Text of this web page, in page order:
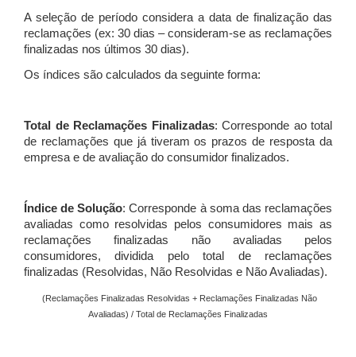
A seleção de período considera a data de finalização das
reclamações (ex: 30 dias – consideram-se as reclamações
finalizadas nos últimos 30 dias).
Os índices são calculados da seguinte forma:
Total de Reclamações Finalizadas: Corresponde ao total
de reclamações que já tiveram os prazos de resposta da
empresa e de avaliação do consumidor finalizados.
Índice de Solução: Corresponde à soma das reclamações
avaliadas como resolvidas pelos consumidores mais as
reclamações finalizadas não avaliadas pelos
consumidores, dividida pelo total de reclamações
finalizadas (Resolvidas, Não Resolvidas e Não Avaliadas).
(Reclamações Finalizadas Resolvidas + Reclamações Finalizadas Não
Avaliadas) / Total de Reclamações Finalizadas